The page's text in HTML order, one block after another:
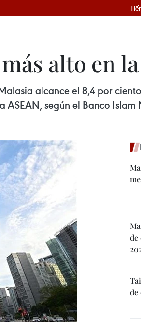
alto en la
alcance el 8,4 por
ASEAN, según el Banco Islam
de
de